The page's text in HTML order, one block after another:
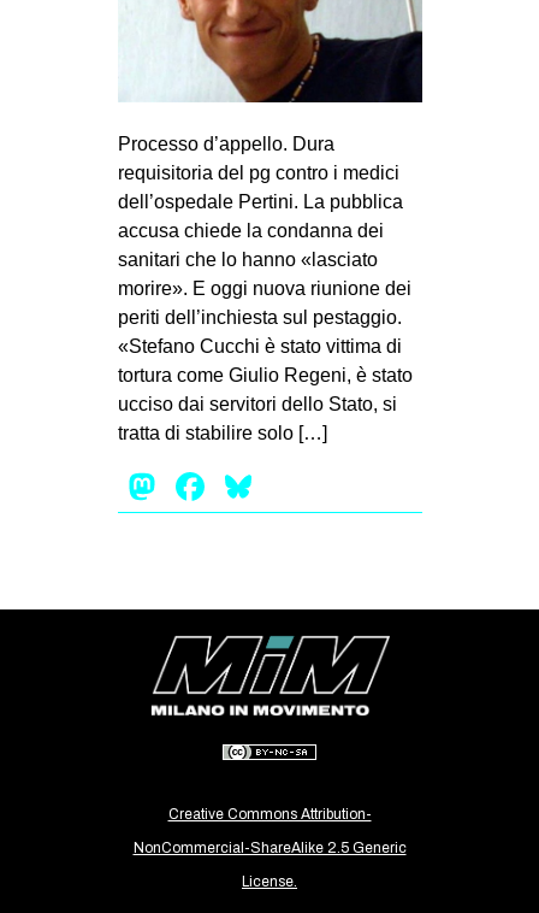
MUSICA
RECENSIONI
AFRICA
AMERICHE
ESTREMO ORIENTE
MEDIO ORIENTE
MONDO
EVENTI
Fb
ms
Processo d’appello. Dura
requisitoria del pg contro i medici
dell’ospedale Pertini. La pubblica
accusa chiede la condanna dei
sanitari che lo hanno «lasciato
morire». E oggi nuova riunione dei
periti dell’inchiesta sul pestaggio.
«Stefano Cucchi è stato vittima di
tortura come Giulio Regeni, è stato
ucciso dai servitori dello Stato, si
tratta di stabilire solo […]
Mastodon
Facebook
Creative Commons Attribution-
NonCommercial-ShareAlike 2.5 Generic
License.